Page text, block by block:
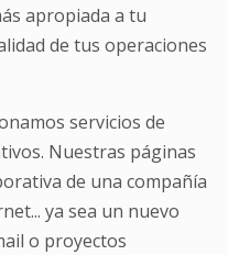
apropiada a tu
de tus operaciones
servicios de
Nuestras páginas
de una compañía
ya sea un nuevo
o proyectos